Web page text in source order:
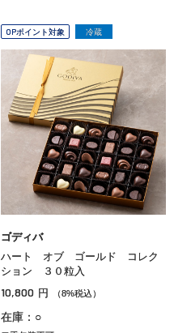
OPポイント対象 冷蔵
ゴディバ
ハート オブ ゴールド コレク
ション ３０粒入
10,800 円 （8%税込）
在庫：○